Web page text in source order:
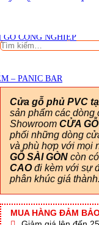
GỖ CÔNG NGHIỆP
– PANIC BAR
Tìm
Cửa gỗ phủ PVC
sản phẩm các dòng
Showroom CỬA
phối những dòng
và phù hợp với mọi
GỖ SÀI GÒN còn
CAOđi kèm với sự
phân khúc giá thành.
MUA HÀNG ĐẢM